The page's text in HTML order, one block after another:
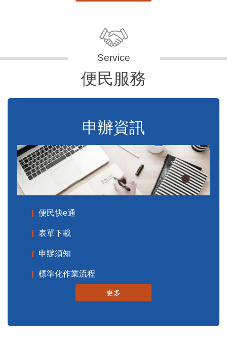
便民服務
申辦資訊
便民快e通
表單下載
申辦須知
標準化作業流程
更多